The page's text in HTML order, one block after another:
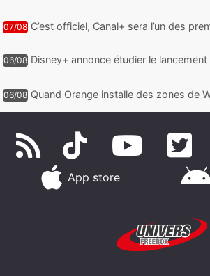
07/08 C’est officiel, Canal+ sera l’un des
06/08 Disney+ annonce étudier le lancement
06/08 Quand Orange installe des zones de
App store